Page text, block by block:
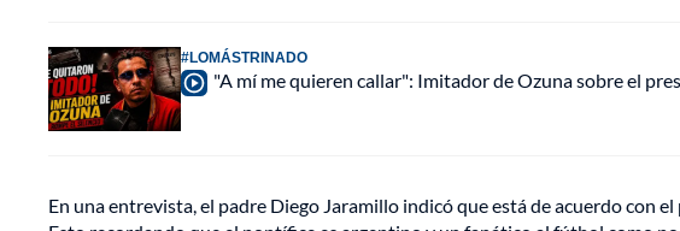
#LOMÁSTRINADO
"A mí me quieren callar": Imitador de Ozuna sobre el
En una entrevista, el padre Diego Jaramillo indicó que está de acuerdo con